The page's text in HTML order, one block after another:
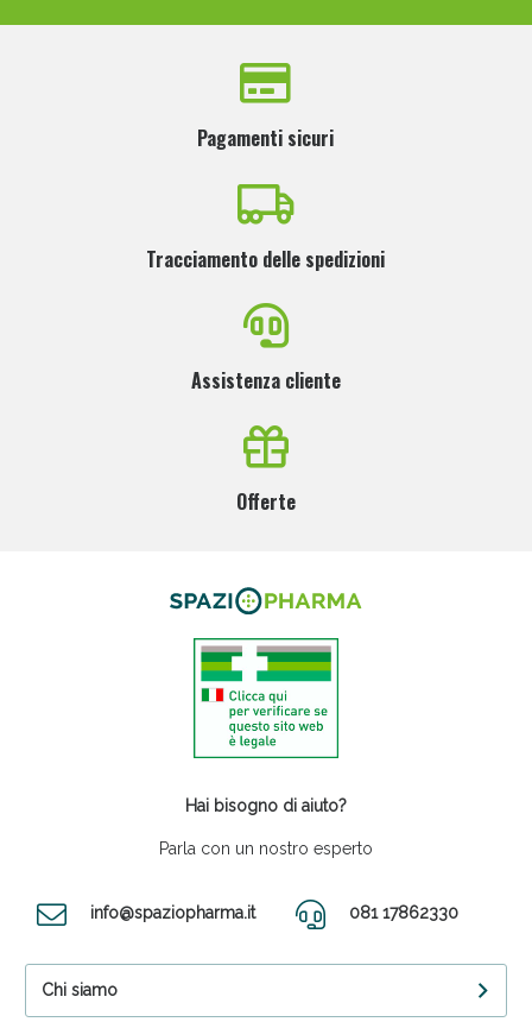
Pagamenti sicuri
Tracciamento delle spedizioni
Assistenza cliente
Offerte
Hai bisogno di aiuto?
Parla con un nostro esperto
info@spaziopharma.it 081 17862330
Chi siamo